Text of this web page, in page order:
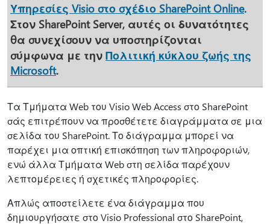
Υπηρεσίες Visio στο σχέδιο SharePoint Online.
Στον SharePoint Server, αυτές οι δυνατότητες
θα συνεχίσουν να υποστηρίζονται
σύμφωνα με την Πολιτική κύκλου ζωής της
Microsoft.
Τα Τμήματα Web του Visio Web Access στο SharePoint
σάς επιτρέπουν να προσθέτετε διαγράμματα σε μια
σελίδα του SharePoint. Το διάγραμμα μπορεί να
παρέχει μια οπτική επισκόπηση των πληροφοριών,
ενώ άλλα Τμήματα Web στη σελίδα παρέχουν
λεπτομέρειες ή σχετικές πληροφορίες.
Απλώς αποστείλετε ένα διάγραμμα που
δημιουργήσατε στο Visio Professional στο SharePoint,